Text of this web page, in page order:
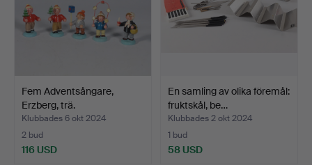
Fem Adventsångare,
Erzberg, trä.
Klubbades 6 okt 2024
2 bud
116 USD
En samling av olika föremål:
fruktskål, be…
Klubbades 2 okt 2024
1 bud
58 USD